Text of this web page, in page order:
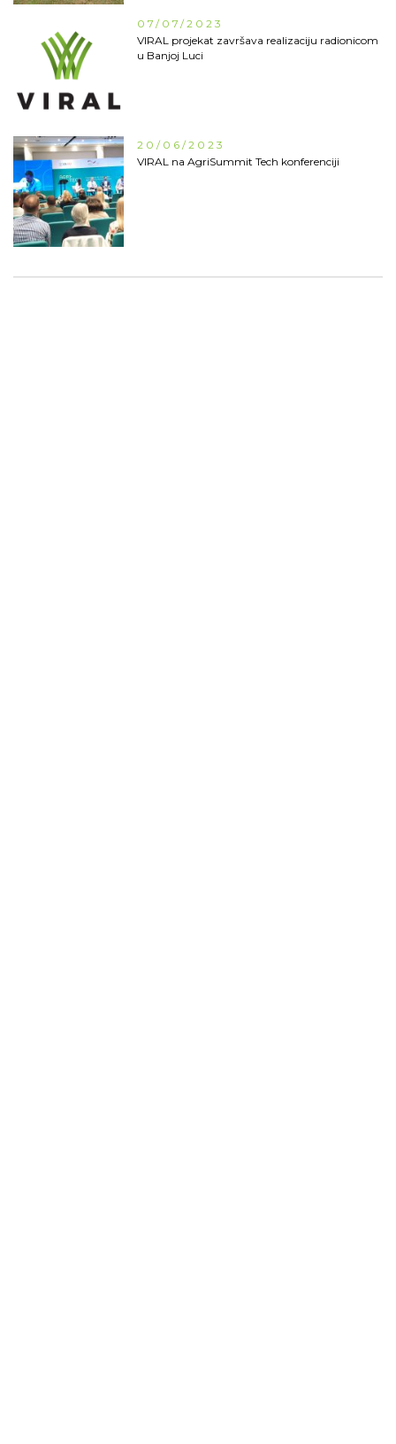
07/07/2023
VIRAL projekat završava realizaciju radionicom
u Banjoj Luci
20/06/2023
VIRAL na AgriSummit Tech konferenciji